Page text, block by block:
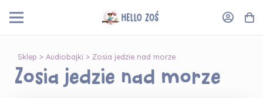
Sklep > Audiobajki > Zosia jedzie nad morze
Zosia jedzie nad morze